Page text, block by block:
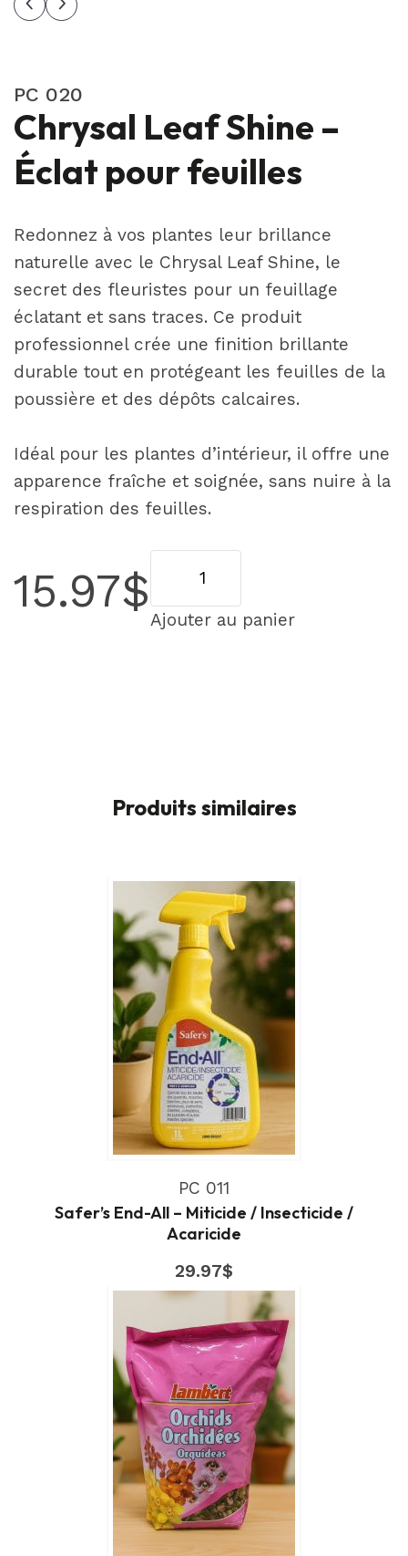
PC 020
Chrysal Leaf Shine –
Éclat pour feuilles
Redonnez à vos plantes leur brillance
naturelle avec le Chrysal Leaf Shine, le
secret des fleuristes pour un feuillage
éclatant et sans traces. Ce produit
professionnel crée une finition brillante
durable tout en protégeant les feuilles de la
poussière et des dépôts calcaires.
Idéal pour les plantes d’intérieur, il offre une
apparence fraîche et soignée, sans nuire à la
respiration des feuilles.
15.97$ Chrysal
Ajouter au panier
Produits similaires
PC 011
Safer’s End-All – Miticide / Insecticide /
Acaricide
29.97$